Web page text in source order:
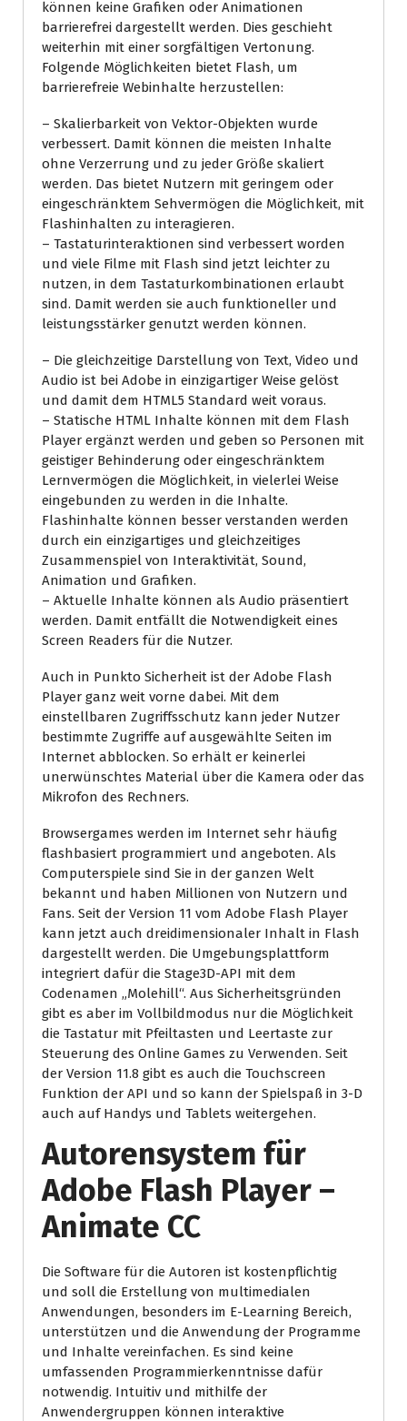
können keine Grafiken oder Animationen
barrierefrei dargestellt werden. Dies geschieht
weiterhin mit einer sorgfältigen Vertonung.
Folgende Möglichkeiten bietet Flash, um
barrierefreie Webinhalte herzustellen:
– Skalierbarkeit von Vektor-Objekten wurde
verbessert. Damit können die meisten Inhalte
ohne Verzerrung und zu jeder Größe skaliert
werden. Das bietet Nutzern mit geringem oder
eingeschränktem Sehvermögen die Möglichkeit, mit
Flashinhalten zu interagieren.
– Tastaturinteraktionen sind verbessert worden
und viele Filme mit Flash sind jetzt leichter zu
nutzen, in dem Tastaturkombinationen erlaubt
sind. Damit werden sie auch funktioneller und
leistungsstärker genutzt werden können.
– Die gleichzeitige Darstellung von Text, Video und
Audio ist bei Adobe in einzigartiger Weise gelöst
und damit dem HTML5 Standard weit voraus.
– Statische HTML Inhalte können mit dem Flash
Player ergänzt werden und geben so Personen mit
geistiger Behinderung oder eingeschränktem
Lernvermögen die Möglichkeit, in vielerlei Weise
eingebunden zu werden in die Inhalte.
Flashinhalte können besser verstanden werden
durch ein einzigartiges und gleichzeitiges
Zusammenspiel von Interaktivität, Sound,
Animation und Grafiken.
– Aktuelle Inhalte können als Audio präsentiert
werden. Damit entfällt die Notwendigkeit eines
Screen Readers für die Nutzer.
Auch in Punkto Sicherheit ist der Adobe Flash
Player ganz weit vorne dabei. Mit dem
einstellbaren Zugriffsschutz kann jeder Nutzer
bestimmte Zugriffe auf ausgewählte Seiten im
Internet abblocken. So erhält er keinerlei
unerwünschtes Material über die Kamera oder das
Mikrofon des Rechners.
Browsergames werden im Internet sehr häufig
flashbasiert programmiert und angeboten. Als
Computerspiele sind Sie in der ganzen Welt
bekannt und haben Millionen von Nutzern und
Fans. Seit der Version 11 vom Adobe Flash Player
kann jetzt auch dreidimensionaler Inhalt in Flash
dargestellt werden. Die Umgebungsplattform
integriert dafür die Stage3D-API mit dem
Codenamen „Molehill“. Aus Sicherheitsgründen
gibt es aber im Vollbildmodus nur die Möglichkeit
die Tastatur mit Pfeiltasten und Leertaste zur
Steuerung des Online Games zu Verwenden. Seit
der Version 11.8 gibt es auch die Touchscreen
Funktion der API und so kann der Spielspaß in 3-D
auch auf Handys und Tablets weitergehen.
Autorensystem für
Adobe Flash Player –
Animate CC
Die Software für die Autoren ist kostenpflichtig
und soll die Erstellung von multimedialen
Anwendungen, besonders im E-Learning Bereich,
unterstützen und die Anwendung der Programme
und Inhalte vereinfachen. Es sind keine
umfassenden Programmierkenntnisse dafür
notwendig. Intuitiv und mithilfe der
Anwendergruppen können interaktive